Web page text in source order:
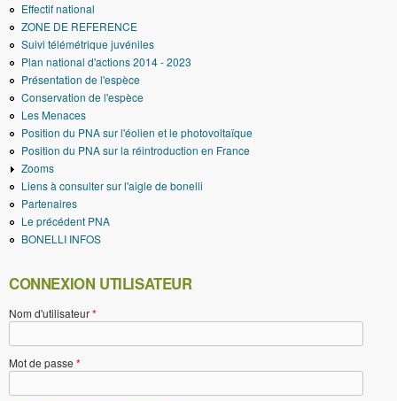
Effectif national
ZONE DE REFERENCE
Suivi télémétrique juvéniles
Plan national d'actions 2014 - 2023
Présentation de l'espèce
Conservation de l'espèce
Les Menaces
Position du PNA sur l'éolien et le photovoltaïque
Position du PNA sur la réintroduction en France
Zooms
Liens à consulter sur l'aigle de bonelli
Partenaires
Le précédent PNA
BONELLI INFOS
CONNEXION UTILISATEUR
Nom d'utilisateur*
Mot de passe *